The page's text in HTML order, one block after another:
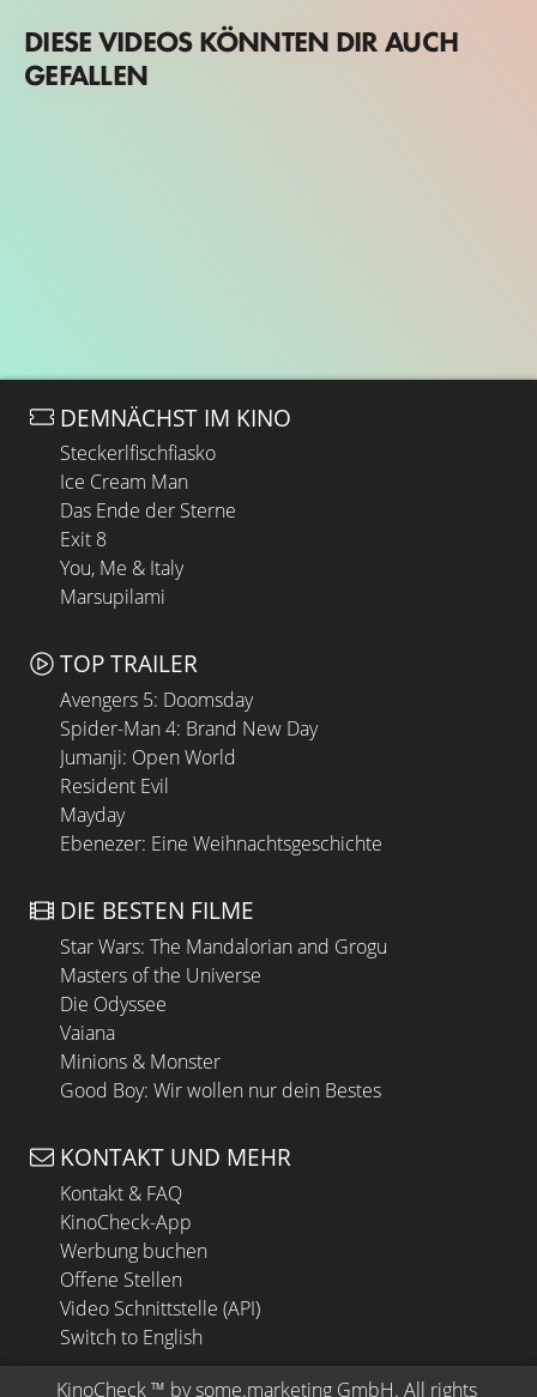
DIESE VIDEOS KÖNNTEN DIR AUCH
GEFALLEN
DEMNÄCHST IM KINO
Steckerlfischfiasko
Ice Cream Man
Das Ende der Sterne
Exit 8
You, Me & Italy
Marsupilami
TOP TRAILER
Avengers 5: Doomsday
Spider-Man 4: Brand New Day
Jumanji: Open World
Resident Evil
Mayday
Ebenezer: Eine Weihnachtsgeschichte
DIE BESTEN FILME
Star Wars: The Mandalorian and Grogu
Masters of the Universe
Die Odyssee
Vaiana
Minions & Monster
Good Boy: Wir wollen nur dein Bestes
KONTAKT UND MEHR
Kontakt & FAQ
KinoCheck-App
Werbung buchen
Offene Stellen
Video Schnittstelle (API)
Switch to English
KinoCheck ™ by some.marketing GmbH. All rights